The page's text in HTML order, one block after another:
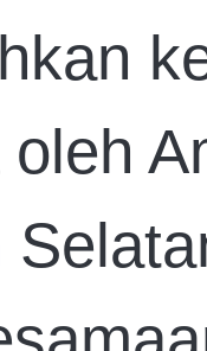
oleh